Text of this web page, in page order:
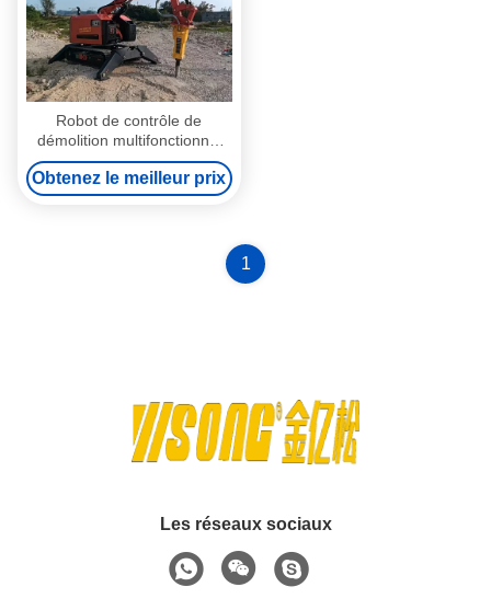
Robot de contrôle de
démolition multifonctionnel
intelligent
Obtenez le meilleur prix
1
Les réseaux sociaux